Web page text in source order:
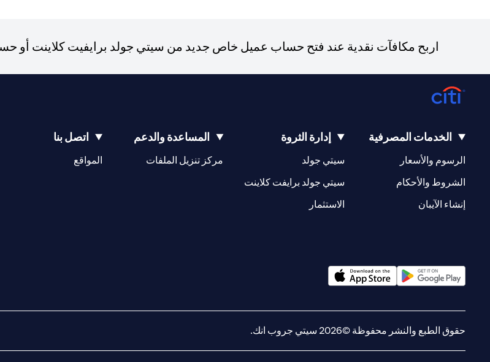
اربح مكافآت نقدية عند فتح حساب عميل خاص جديد من سيتي جولد برايفيت كلاينت أو
الخدمات المصرفية
الرسوم والأسعار
الشروط والأحكام
إنشاء الآيبان
إدارة الثروة
سيتي جولد
سيتي جولد برايفت كلاينت
الاستثمار
المساعدة والدعم
مركز تنزيل الملفات
اتصل بنا
المواقع
(opens in a new tab)
حقوق الطبع والنشر محفوظة ©2026 سيتي جروب انك.